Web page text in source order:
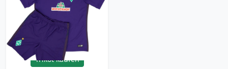
Bremen Away Shirt &
Shorts Yatabare #5 -
9/10 - (XL.Boys)
Trikot kaufen